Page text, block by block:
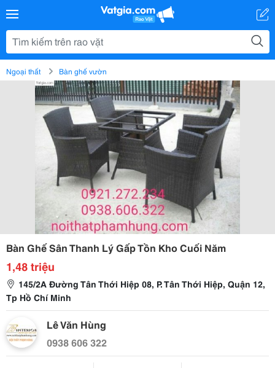
Ngoại thất Bàn ghế vườn
Bàn Ghế Sân Thanh Lý Gấp Tồn Kho Cuối Năm
1,48 triệu
145/2A Đường Tân Thới Hiệp 08, P. Tân Thới Hiệp, Quận 12,
Tp Hồ Chí Minh
Lê Văn Hùng
0938 606 322